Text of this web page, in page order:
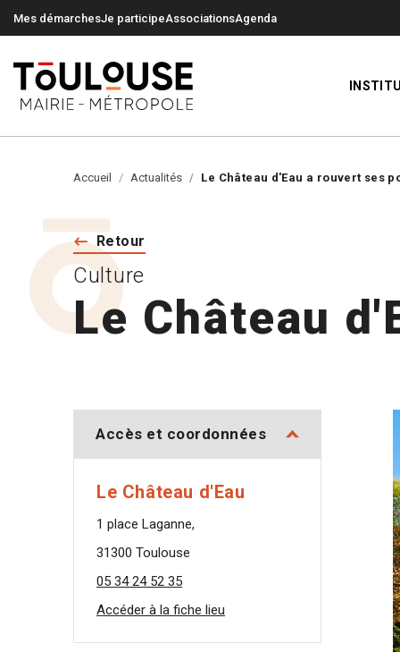
Mes démarchesJe participeAssociationsAgenda
Accueil Actualités Le Château d'Eau a rouvert ses
Retour
Le Château
Culture
Accès et coordonnées
Le Château d'Eau
1 place Laganne,
31300 Toulouse
05 34 24 52 35
Accéder à la fiche lieu